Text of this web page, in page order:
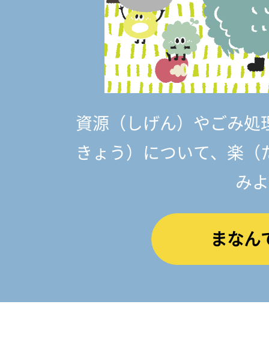
資源（しげん）やごみ
きょう） について、楽（
み
まなん